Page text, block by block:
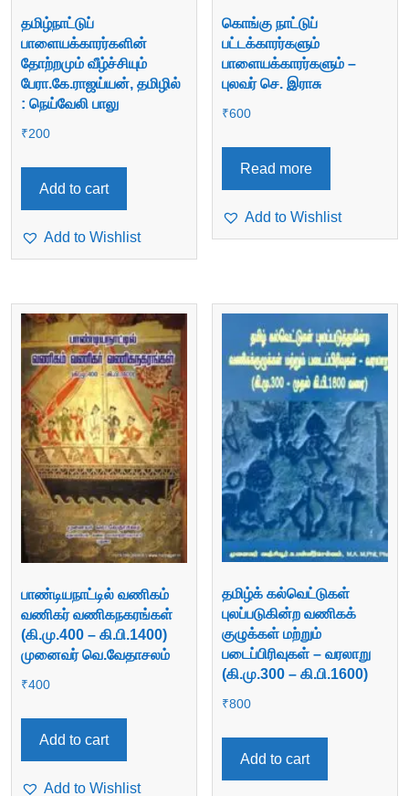
தமிழ்நாட்டுப்
பாளையக்காரர்களின்
தோற்றமும் வீழ்ச்சியும்
பேரா.கே.ராஜய்யன், தமிழில்
: நெய்வேலி பாலு
₹200
Add to cart
Add to Wishlist
கொங்கு நாட்டுப்
பட்டக்காரர்களும்
பாளையக்காரர்களும் –
புலவர் செ. இராசு
₹600
Read more
Add to Wishlist
பாண்டியநாட்டில் வணிகம்
வணிகர் வணிகநகரங்கள்
(கி.மு.400 – கி.பி.1400)
முனைவர் வெ.வேதாசலம்
₹400
Add to cart
Add to Wishlist
தமிழ்க் கல்வெட்டுகள்
புலப்படுகின்ற வணிகக்
குழுக்கள் மற்றும்
படைப்பிரிவுகள் – வரலாறு
(கி.மு.300 – கி.பி.1600)
₹800
Add to cart